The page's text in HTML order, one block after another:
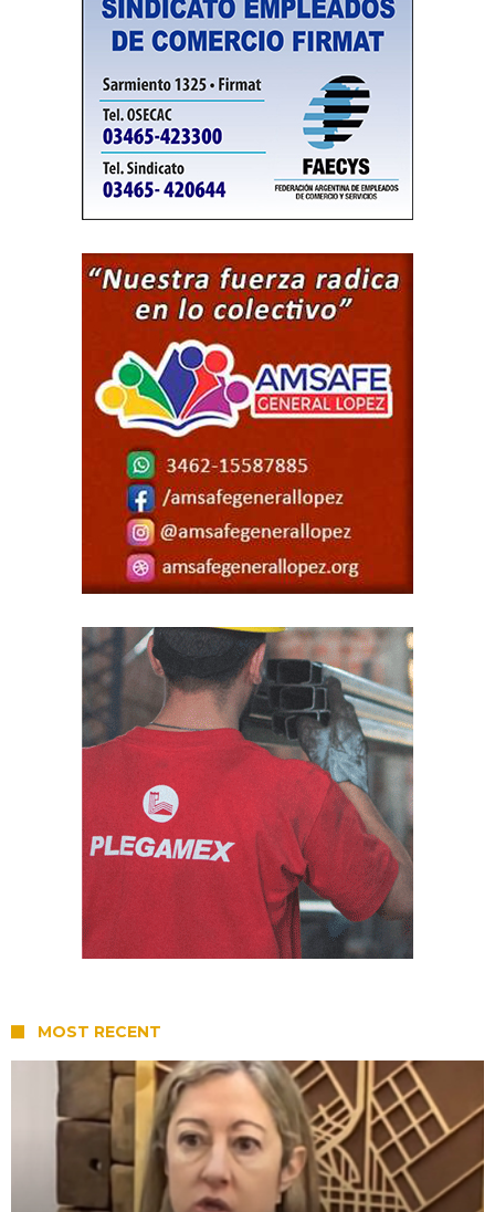
MOST RECENT